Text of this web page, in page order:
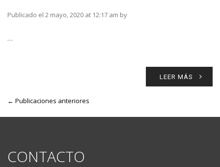
Publicado el 2 mayo, 2020 at 12:17 am by
…
LEER MÁS
← Publicaciones anteriores
CONTACTO